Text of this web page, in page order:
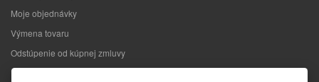
Moje objednávky
Výmena tovaru
Odstúpenie od kúpnej zmluvy
Reklamácia